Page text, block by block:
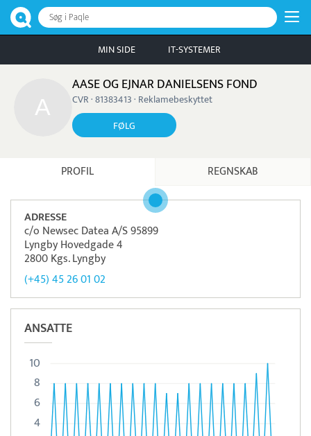
Søg i Paqle
MIN SIDE IT-SYSTEMER
AASE OG EJNAR DANIELSENS FOND
CVR · 81383413 · Reklamebeskyttet
FØLG
PROFIL REGNSKAB
ADRESSE
c/o Newsec Datea A/S 95899
Lyngby Hovedgade 4
2800 Kgs. Lyngby
(+45) 45 26 01 02
ANSATTE
4
6
8
10